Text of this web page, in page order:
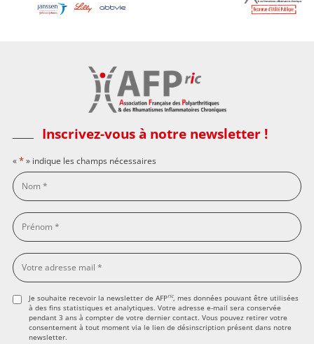
Inscrivez-vous à notre newsletter !
«*» indique les champs nécessaires
Je souhaite recevoir la newsletter de AFPric, mes données pouvant être utilisées
à des fins statistiques et analytiques. Votre adresse e-mail sera conservée
pendant 3 ans à compter de votre dernier contact. Vous pouvez retirer votre
consentement à tout moment via le lien de désinscription présent dans notre
newsletter.